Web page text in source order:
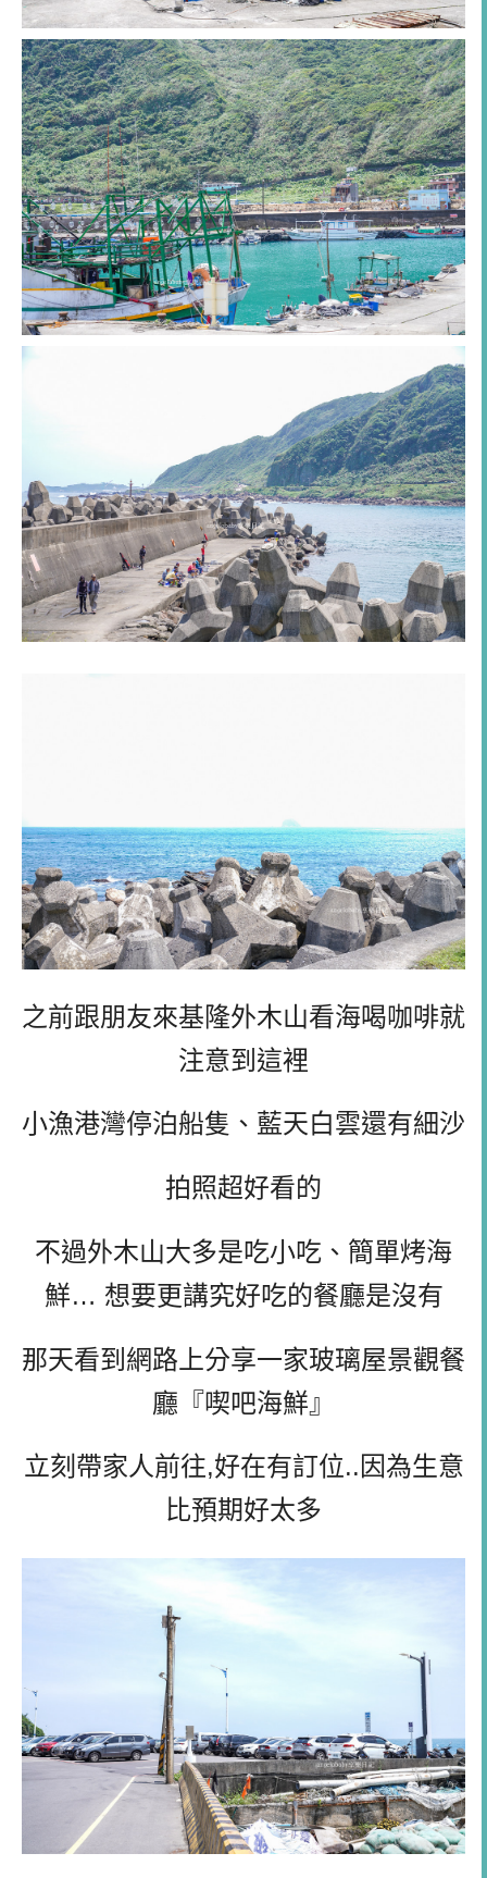
之前跟朋友來基隆外木山看海喝咖啡就
注意到這裡
小漁港灣停泊船隻、藍天白雲還有細沙
拍照超好看的
不過外木山大多是吃小吃、簡單烤海
鮮… 想要更講究好吃的餐廳是沒有
那天看到網路上分享一家玻璃屋景觀餐
廳『喫吧海鮮』
立刻帶家人前往,好在有訂位..因為生意
比預期好太多